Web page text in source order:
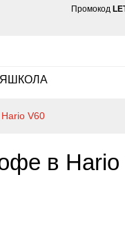
Промокод
ШКОЛА
Hario V60
в